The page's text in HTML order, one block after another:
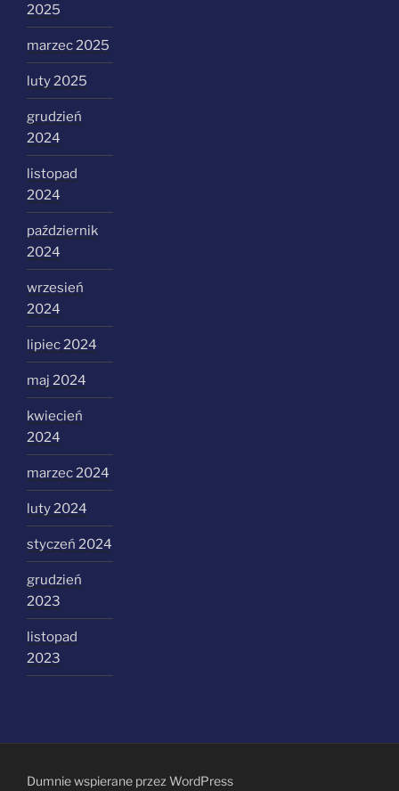
2025
marzec 2025
luty 2025
grudzień
2024
listopad
2024
październik
2024
wrzesień
2024
lipiec 2024
maj 2024
kwiecień
2024
marzec 2024
luty 2024
styczeń 2024
grudzień
2023
listopad
2023
Dumnie wspierane przez WordPress